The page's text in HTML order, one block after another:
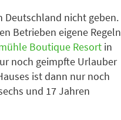
Deutschland nicht geben.
Betrieben eigene Regeln
Boutique Resort in
noch geimpfte Urlauber
ist dann nur noch
und 17 Jahren